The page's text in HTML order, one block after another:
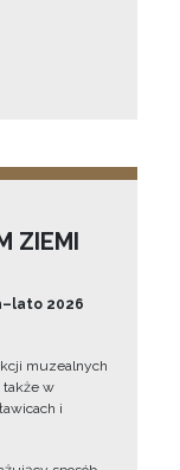
ZIEMI
2026
muzealnych
także w
i